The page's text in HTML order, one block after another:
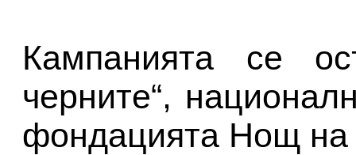
Кампанията се
черните“,
фондацията Нощ на